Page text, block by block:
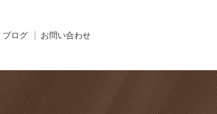
ブログ お問い合わせ